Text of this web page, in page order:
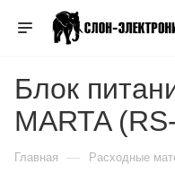
Блок
MARTA
Главная — Расходные